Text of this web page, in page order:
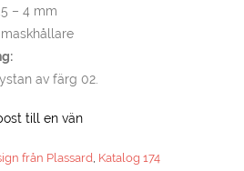
– 4 mm
av färg 02.
till en vän
från Plassard, Katalog 174